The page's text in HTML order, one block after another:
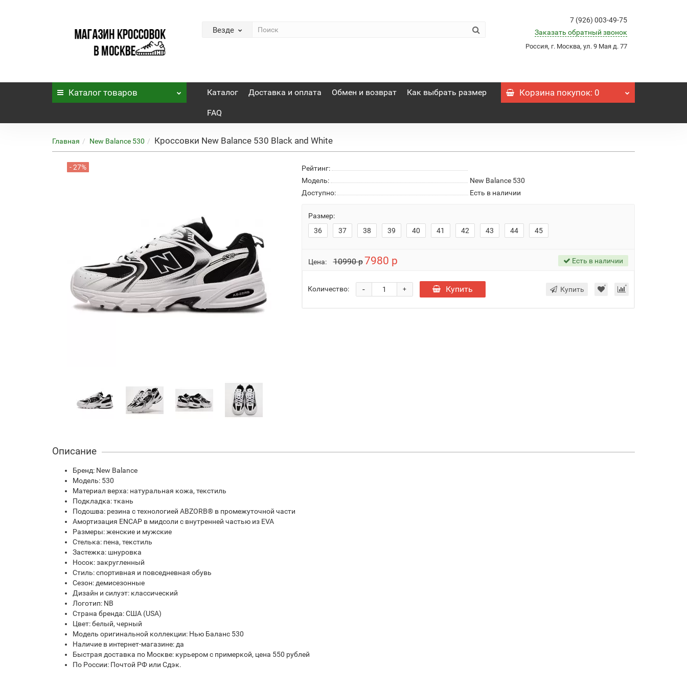
Везде
7 (926) 003-49-75
Заказать обратный звонок
Россия, г. Москва, ул. 9 Мая д. 77
Каталог товаров Каталог Доставка и оплата Обмен и возврат Как выбрать размер
FAQ
Корзинапокупок: 0
Главная New Balance 530 Кроссовки New Balance 530 Black and White
- 27%
Рейтинг:
Модель:
New Balance 530
Доступно:
Есть в наличии
Размер:
36
37 38 39 40 41 42 43 44 45
Цена: 10990 р7980 р Есть в наличии
Количество: +
- Купить Купить
Описание
Бренд: New Balance
Модель: 530
Материал верха: натуральная кожа, текстиль
Подкладка: ткань
Подошва: резина с технологией ABZORB® в промежуточной части
Амортизация ENCAP в мидсоли с внутренней частью из EVA
Размеры: женские и мужские
Стелька: пена, текстиль
Застежка: шнуровка
Носок: закругленный
Стиль: спортивная и повседневная обувь
Сезон: демисезонные
Дизайн и силуэт: классический
Логотип: NB
Страна бренда: США (USA)
Цвет: белый, черный
Модель оригинальной коллекции: Нью Баланс 530
Наличие в интернет-магазине: да
Быстрая доставка по Москве: курьером с примеркой, цена 550 рублей
По России: Почтой РФ или Сдэк.